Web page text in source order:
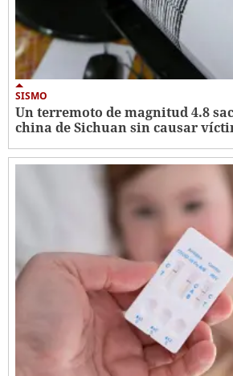
SISMO
Un terremoto de magnitud 4.8
china de Sichuan sin causar